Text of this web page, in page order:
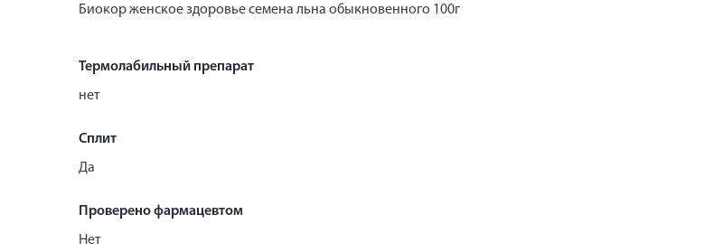
Биокор женское здоровье семена льна обыкновенного 100г
Термолабильный препарат
нет
Сплит
Да
Проверено фармацевтом
Нет